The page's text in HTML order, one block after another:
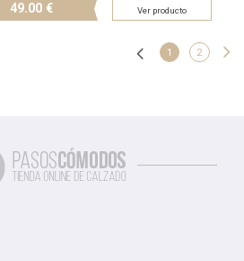
49.00 € Ver producto
1 2